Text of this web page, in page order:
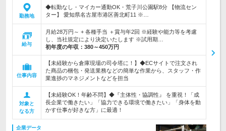
勤務地
◆転勤なし・マイカー通勤OK・荒子川公園駅8分 【物流セン
ター】 愛知県名古屋市港区善北町11 ※…
給与
月給28万円～ + 各種手当 ＋賞与年2回 ※経験や能力等を考慮
し、当社規定により決定いたします ※試用期…
初年度の年収： 380～450万円
仕事内容
【未経験から倉庫現場の司令塔に！】◆ECサイトで注文され
た商品の梱包・発送業務などの簡単な作業から、スタッフ・作
業進捗のマネジメントなどを担当
対象と
なる方
【未経験OK！年齢不問】◆『主体性・協調性』 を重視！「成
長企業で働きたい」「協力できる環境で働きたい」「身体を動
かす仕事が好きな方」に最適！
企業データ